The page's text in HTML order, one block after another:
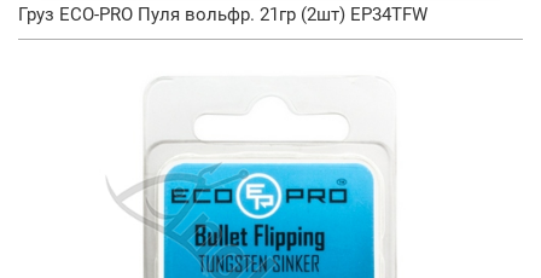
Груз ECO-PRO Пуля вольфр. 21гр (2шт) EP34TFW